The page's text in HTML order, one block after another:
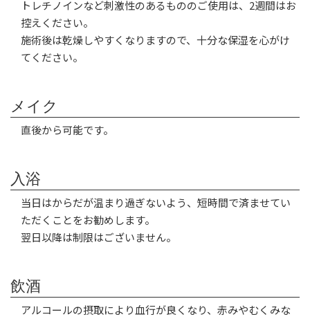
トレチノインなど刺激性のあるもののご使用は、2週間はお
控えください。
施術後は乾燥しやすくなりますので、十分な保湿を心がけ
てください。
メイク
直後から可能です。
入浴
当日はからだが温まり過ぎないよう、短時間で済ませてい
ただくことをお勧めします。
翌日以降は制限はございません。
飲酒
アルコールの摂取により血行が良くなり、赤みやむくみな